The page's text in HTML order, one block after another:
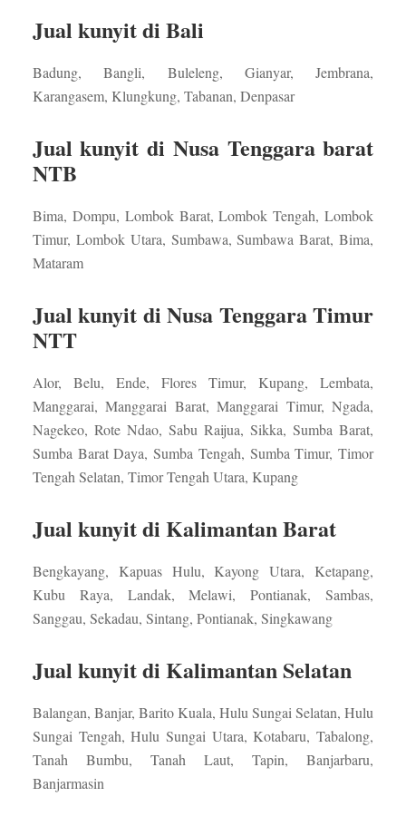
Jual kunyit di Bali
Badung, Bangli, Buleleng, Gianyar, Jembrana,
Karangasem, Klungkung, Tabanan, Denpasar
Jual kunyit di Nusa Tenggara barat
NTB
Bima, Dompu, Lombok Barat, Lombok Tengah, Lombok
Timur, Lombok Utara, Sumbawa, Sumbawa Barat, Bima,
Mataram
Jual kunyit di Nusa Tenggara Timur
NTT
Alor, Belu, Ende, Flores Timur, Kupang, Lembata,
Manggarai, Manggarai Barat, Manggarai Timur, Ngada,
Nagekeo, Rote Ndao, Sabu Raijua, Sikka, Sumba Barat,
Sumba Barat Daya, Sumba Tengah, Sumba Timur, Timor
Tengah Selatan, Timor Tengah Utara, Kupang
Jual kunyit di Kalimantan Barat
Bengkayang, Kapuas Hulu, Kayong Utara, Ketapang,
Kubu Raya, Landak, Melawi, Pontianak, Sambas,
Sanggau, Sekadau, Sintang, Pontianak, Singkawang
Jual kunyit di Kalimantan Selatan
Balangan, Banjar, Barito Kuala, Hulu Sungai Selatan, Hulu
Sungai Tengah, Hulu Sungai Utara, Kotabaru, Tabalong,
Tanah Bumbu, Tanah Laut, Tapin, Banjarbaru,
Banjarmasin